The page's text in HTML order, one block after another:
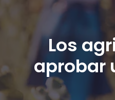
Los
aprobar